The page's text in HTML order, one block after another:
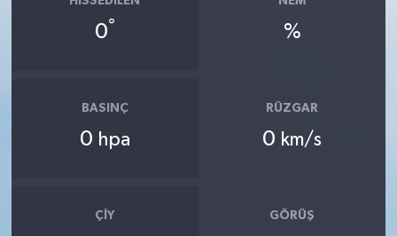
0° %
BASINÇ
0 hpa
RÜZGAR
0 km/s
ÇIY GÖRÜŞ